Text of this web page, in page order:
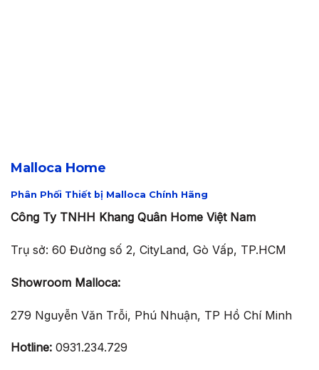
Malloca Home
Phân Phối Thiết bị Malloca Chính Hãng
Công Ty TNHH Khang Quân Home Việt Nam
Trụ sở: 60 Đường số 2, CityLand, Gò Vấp, TP.HCM
Showroom Malloca:
279 Nguyễn Văn Trỗi, Phú Nhuận, TP Hồ Chí Minh
Hotline: 0931.234.729